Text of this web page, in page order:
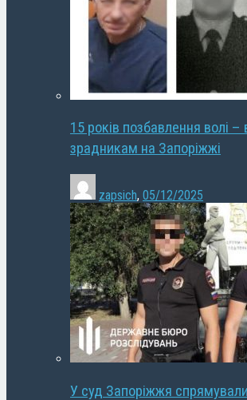
15 років позбавлення волі –
зрадникам на Запоріжжі
zapsich, 05/12/2025
У суд Запоріжжя